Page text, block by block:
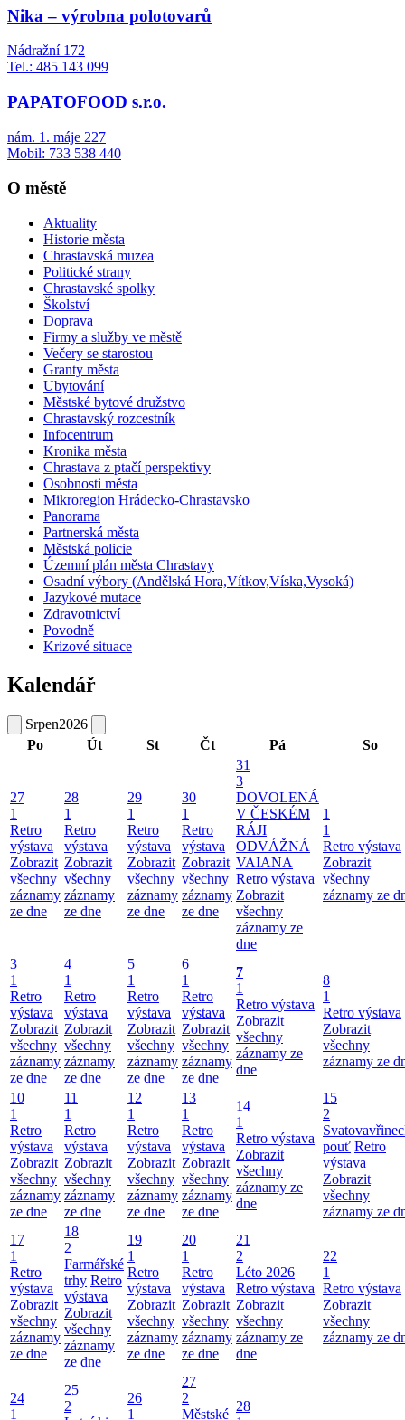
Nika – výrobna polotovarů
Nádražní 172
Tel.: 485 143 099
PAPATOFOOD s.r.o.
nám. 1. máje 227
Mobil: 733 538 440
O městě
Aktuality
Historie města
Chrastavská muzea
Politické strany
Chrastavské spolky
Školství
Doprava
Firmy a služby ve městě
Večery se starostou
Granty města
Ubytování
Městské bytové družstvo
Chrastavský rozcestník
Infocentrum
Kronika města
Chrastava z ptačí perspektivy
Osobnosti města
Mikroregion Hrádecko-Chrastavsko
Panorama
Partnerská města
Městská policie
Územní plán města Chrastavy
Osadní výbory (Andělská Hora,Vítkov,Víska,Vysoká)
Jazykové mutace
Zdravotnictví
Povodně
Krizové situace
Kalendář
Srpen2026
Po
Út St Čt Pá So
27
1
Retro
výstava
Zobrazit
všechny
záznamy
ze dne
28
1
Retro
výstava
Zobrazit
všechny
záznamy
ze dne
29
1
Retro
výstava
Zobrazit
všechny
záznamy
ze dne
30
1
Retro
výstava
Zobrazit
všechny
záznamy
ze dne
31
3
DOVOLENÁ
V ČESKÉM
RÁJI
ODVÁŽNÁ
VAIANA
Retro výstava
Zobrazit
všechny
záznamy ze
dne
1
1
Retro výstava
Zobrazit
všechny
záznamy ze
3
1
Retro
výstava
Zobrazit
všechny
záznamy
ze dne
4
1
Retro
výstava
Zobrazit
všechny
záznamy
ze dne
5
1
Retro
výstava
Zobrazit
všechny
záznamy
ze dne
6
1
Retro
výstava
Zobrazit
všechny
záznamy
ze dne
7
1
Retro výstava
Zobrazit
všechny
záznamy ze
dne
8
1
Retro výstava
Zobrazit
všechny
záznamy ze
10
1
Retro
výstava
Zobrazit
všechny
záznamy
ze dne
11
1
Retro
výstava
Zobrazit
všechny
záznamy
ze dne
12
1
Retro
výstava
Zobrazit
všechny
záznamy
ze dne
13
1
Retro
výstava
Zobrazit
všechny
záznamy
ze dne
14
1
Retro výstava
Zobrazit
všechny
záznamy ze
dne
15
2
pouť Retro
výstava
Zobrazit
všechny
záznamy ze
17
1
Retro
výstava
Zobrazit
všechny
záznamy
ze dne
18
2
Farmářské
trhy Retro
výstava
Zobrazit
všechny
záznamy
ze dne
19
1
Retro
výstava
Zobrazit
všechny
záznamy
ze dne
20
1
Retro
výstava
Zobrazit
všechny
záznamy
ze dne
21
2
Léto 2026
Retro výstava
Zobrazit
všechny
záznamy ze
dne
22
1
Retro výstava
Zobrazit
všechny
záznamy ze
24
1
25
2
26
1
27
2
Městské
28